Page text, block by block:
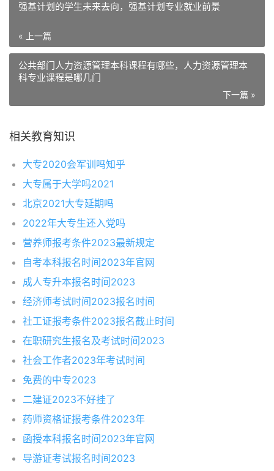
强基计划的学生未来去向，强基计划专业就业前景
« 上一篇
公共部门人力资源管理本科课程有哪些，人力资源管理本
科专业课程是哪几门
下一篇 »
相关教育知识
大专2020会军训吗知乎
大专属于大学吗2021
北京2021大专延期吗
2022年大专生还入党吗
营养师报考条件2023最新规定
自考本科报名时间2023年官网
成人专升本报名时间2023
经济师考试时间2023报名时间
社工证报考条件2023报名截止时间
在职研究生报名及考试时间2023
社会工作者2023年考试时间
免费的中专2023
二建证2023不好挂了
药师资格证报考条件2023年
函授本科报名时间2023年官网
导游证考试报名时间2023